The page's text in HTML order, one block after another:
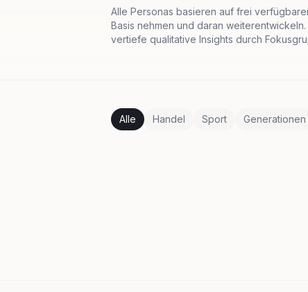
Alle Personas basieren auf frei
Basis nehmen und daran
vertiefe qualitative Insights durch
Alle Handel Sport Generationen